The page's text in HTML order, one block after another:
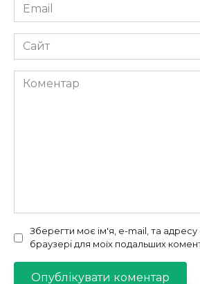
Email
*
Сайт
Коментар
Зберегти моє ім'я, e-mail, та адресу
браузері для моїх подальших